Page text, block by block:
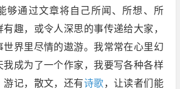
够通过文章将自己所闻、所想、所
趣，或令人深思的事传递给大家，
世界里尽情的遨游。我常常在心里幻
我成为了一个作家，我要写各种各样
游记，散文，还有诗歌，让读者们能